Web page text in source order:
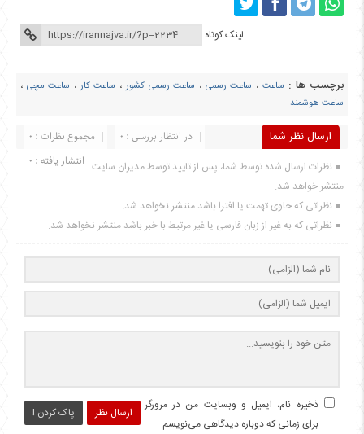
لینک کوتاه
برچسب ها : ساعت ، ساعت رسمی ، ساعت رسمی کشور، ساعت کار، ساعت مچی ،
ساعت هوشمند
ارسال نظر شما مجموع نظرات : 0
در انتظار بررسی : 0
انتشار یافته : 0 نظرات ارسال شده توسط شما، پس از تایید توسط مدیران سایت
منتشر خواهد شد.
نظراتی که حاوی تهمت یا افترا باشد منتشر نخواهد شد.
نظراتی که به غیر از زبان فارسی یا غیر مرتبط با خبر باشد منتشر نخواهد شد.
ارسال نظر پاک کردن !
ذخیره نام، ایمیل و وبسایت من در مرورگر
برای زمانی که دوباره دیدگاهی می‌نویسم.